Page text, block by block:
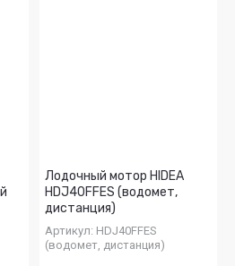
Лодочный мотор HIDEA
HDJ40FFES (водомет,
дистанция)
Артикул: HDJ40FFES
(водомет, дистанция)